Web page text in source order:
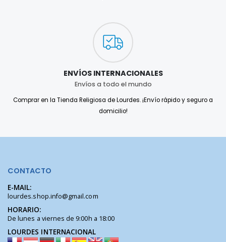
ENVÍOS INTERNACIONALES
Envíos a todo el mundo
Comprar en la Tienda Religiosa de Lourdes. ¡Envío rápido y seguro a
domicilio!
CONTACTO
E-MAIL:
lourdes.shop.info@gmail.com
HORARIO:
De lunes a viernes de 9:00h a 18:00
LOURDES INTERNACIONAL